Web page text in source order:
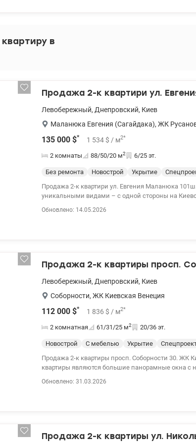
комфортной жизни — салоны красоты,
(№128, №125, №65, колледж и лицей), детские
(Новус, Фора, Сильпо), рынок, поштомат. Звоните
в
Продажа 2-к квартири ул.
Левобережный, Днепровский, Киев
Маланюка Евгения (Сагайдака), ЖК
135 000 $* 1 534 $ / м2*
2 комнаты 88/50/20 м2 6/25 эт.
Без ремонта Новострой Укрытие
Продажа 2-к квартири ул. Евгения Маланюка 101ш. ЖК Русановская Гавань. Видовая квартира
уникальными видами – с одной стороны на
Обновлено: 14.05.2026
Продажа 2-к квартиры просп.
Левобережный, Днепровский, Киев
Соборности, ЖК Киевская Венеция
112 000 $* 1 836 $ / м2*
2 комнатная 61/31/25 м2 20/36 эт.
Новострой С мебелью Укрытие
Продажа 2-к квартиры просп. Соборности 30. ЖК Киевская Венеция. Большим преимуществом
квартиры являются большие панорамные окна с
Обновлено: 31.03.2026
Продажа 2-к квартиры ул.